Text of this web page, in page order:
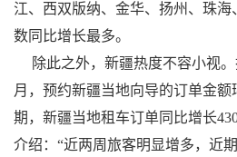
江、西双版纳、金华、扬州、珠
数同比增长最多。
除此之外，新疆热度不容小视
月，预约新疆当地向导的订单金额
期，新疆当地租车订单同比增长
介绍：“近两周旅客明显增多，近